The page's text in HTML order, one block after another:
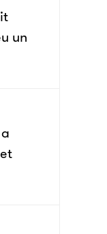
un